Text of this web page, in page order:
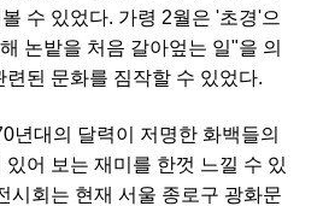
수 있었다. 가령 2월은 '초경'으
논밭을 처음 갈아엎는 일"을 의
된 문화를 짐작할 수 있었다.
년대의 달력이 저명한 화백들의
어 보는 재미를 한껏 느낄 수 있
시회는 현재 서울 종로구 광화문